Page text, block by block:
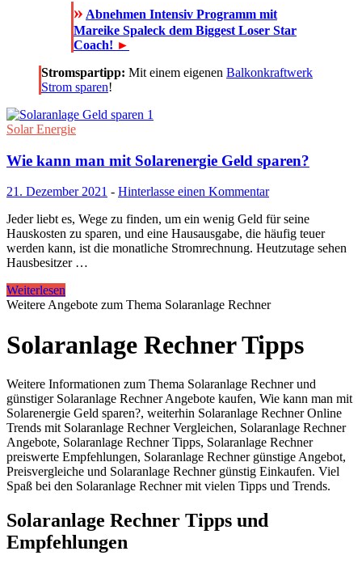
» Abnehmen Intensiv Programm mit
Mareike Spaleck dem Biggest Loser Star
Coach! ►
Stromspartipp: Mit einem eigenen Balkonkraftwerk
Strom sparen!
Solar Energie
Wie kann man mit Solarenergie Geld sparen?
21. Dezember 2021 - Hinterlasse einen Kommentar
Jeder liebt es, Wege zu finden, um ein wenig Geld für seine
Hauskosten zu sparen, und eine Hausausgabe, die häufig teuer
werden kann, ist die monatliche Stromrechnung. Heutzutage sehen
Hausbesitzer …
Weiterlesen
Weitere Angebote zum Thema Solaranlage Rechner
Solaranlage Rechner Tipps
Weitere Informationen zum Thema Solaranlage Rechner und
günstiger Solaranlage Rechner Angebote kaufen, Wie kann man mit
Solarenergie Geld sparen?, weiterhin Solaranlage Rechner Online
Trends mit Solaranlage Rechner Vergleichen, Solaranlage Rechner
Angebote, Solaranlage Rechner Tipps, Solaranlage Rechner
preiswerte Empfehlungen, Solaranlage Rechner günstige Angebot,
Preisvergleiche und Solaranlage Rechner günstig Einkaufen. Viel
Spaß bei den Solaranlage Rechner mit vielen Tipps und Trends.
Solaranlage Rechner Tipps und
Empfehlungen